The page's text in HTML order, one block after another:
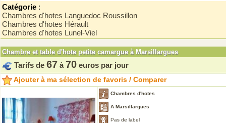
Catégorie :
Chambres d'hotes Languedoc Roussillon
Chambres d'hotes Hérault
Chambres d'hotes Lunel-Viel
Chambre et table d'hote petite camargue à Marsillargues
Tarifs de 67 à 70 euros par jour
Ajouter à ma sélection de favoris / Comparer
Chambres d'hotes
A Marsillargues
Pas de label